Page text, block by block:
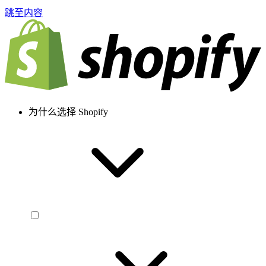
跳至内容
为什么选择 Shopify